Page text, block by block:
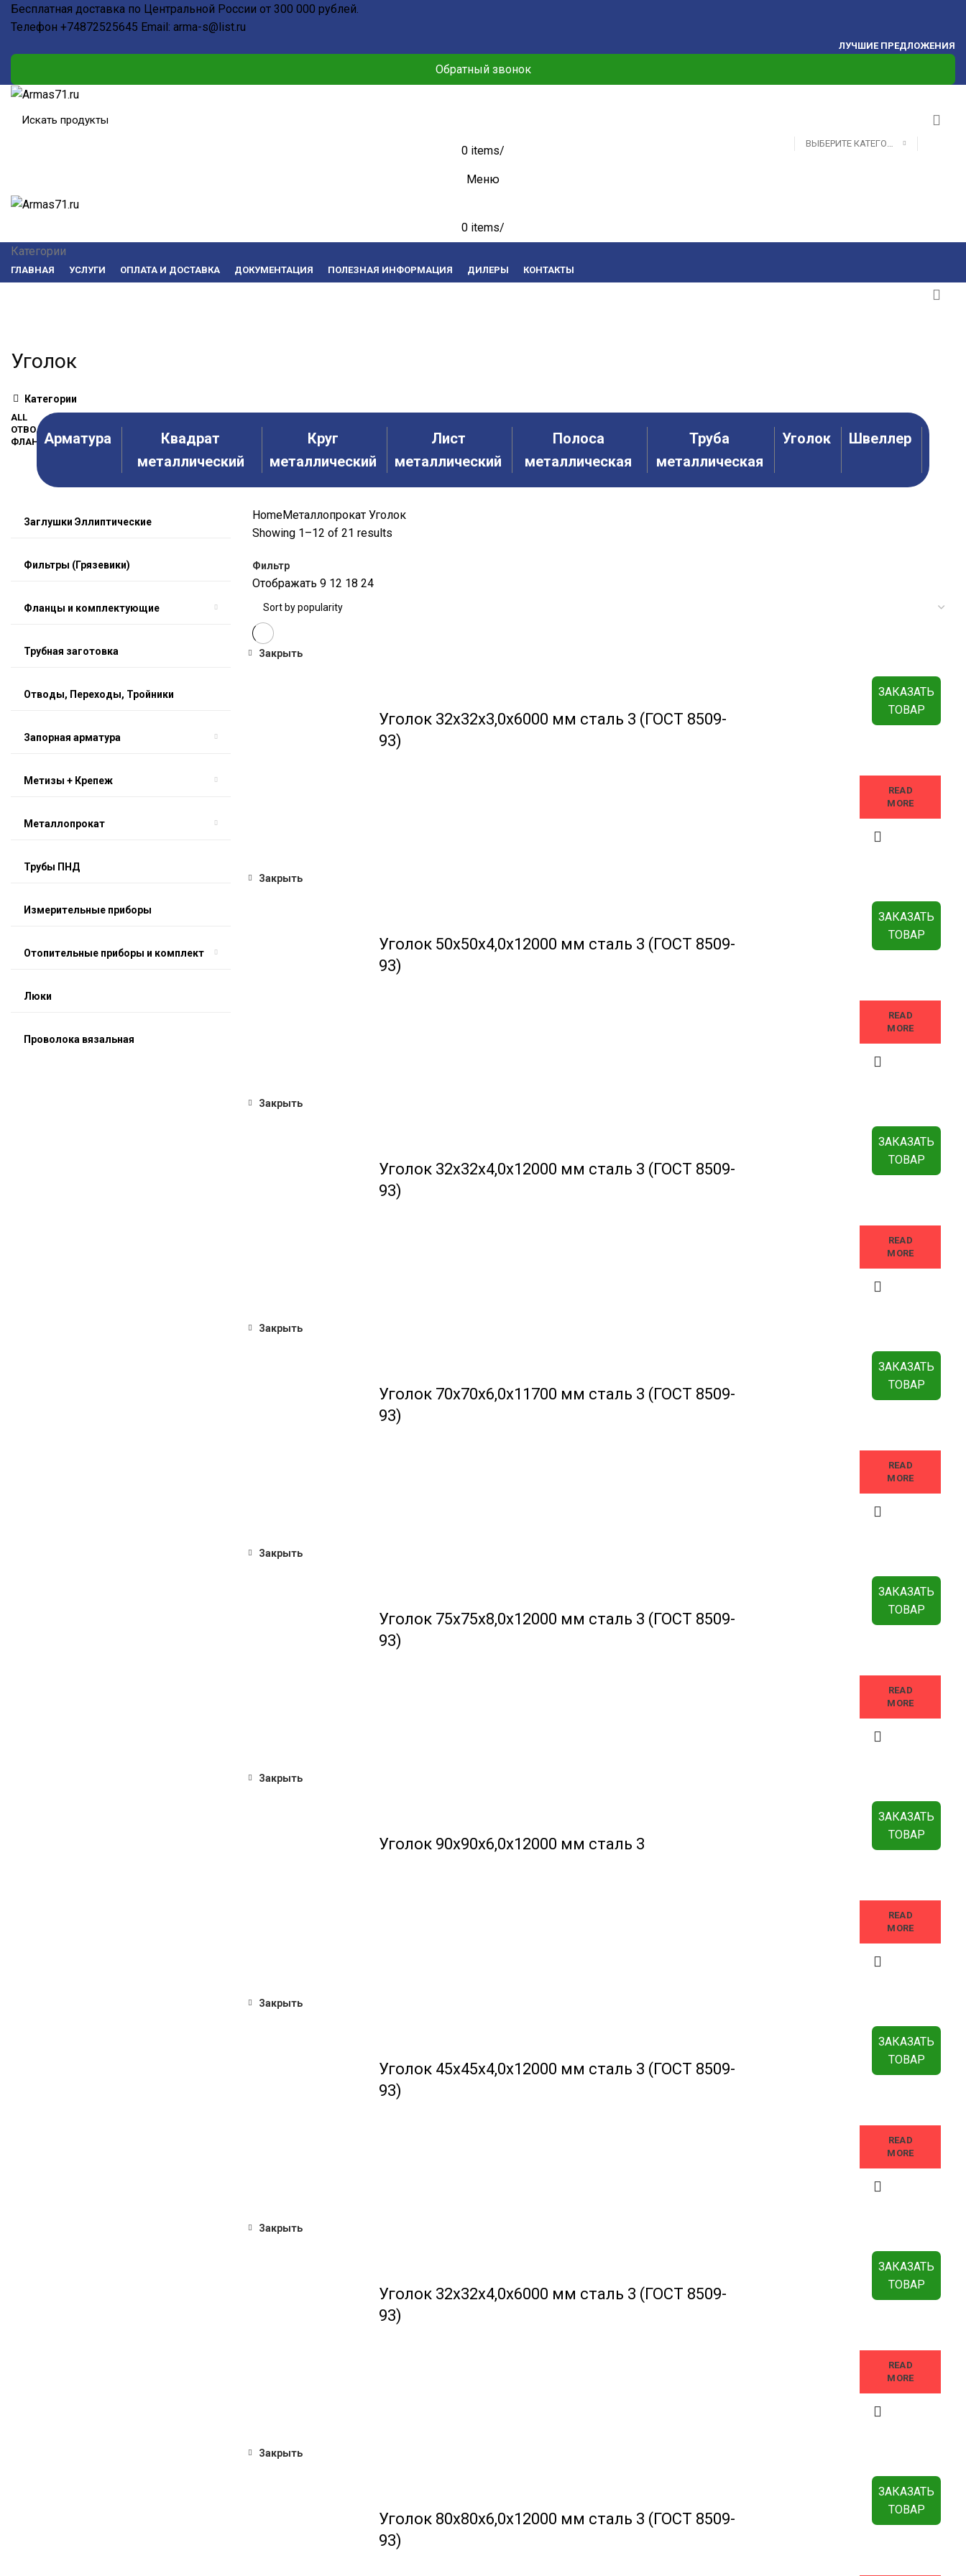
Бесплатная доставка по Центральной России от 300 000 рублей.
Телефон +74872525645 Email: arma-s@list.ru
ЛУЧШИЕ ПРЕДЛОЖЕНИЯ
Обратный звонок
ВЫБЕРИТЕ КАТЕГОРИЮ
0 items/
Меню
0 items/
Категории
ГЛАВНАЯ УСЛУГИ ОПЛАТА И ДОСТАВКА ДОКУМЕНТАЦИЯ ПОЛЕЗНАЯ ИНФОРМАЦИЯ ДИЛЕРЫ КОНТАКТЫ
Уголок
Категории
ALL ВСЕ ТОВАРЫ
ОТВОДЫ, ПЕРЕХОДЫ, ТРОЙНИКИ
ОТОПИТЕЛЬНЫЕ ПРИБОРЫ И КОМПЛЕКТ ПРОВОЛОКА ВЯЗАЛЬНАЯ
ФИЛЬТРЫ (ГРЯЗЕВИКИ)
ФЛАНЦЫ И КОМПЛЕКТУЮЩИЕ
Заглушки Эллиптические
Фильтры (Грязевики)
Фланцы и комплектующие
Трубная заготовка
Отводы, Переходы, Тройники
Запорная арматура
Метизы + Крепеж
Металлопрокат
Трубы ПНД
Измерительные приборы
Отопительные приборы и комплект
Люки
Проволока вязальная
Арматура
Квадрат
металлический
Круг
металлический
Лист
металлический
Полоса
металлическая
Труба
металлическая
Уголок Швеллер
HomeМеталлопрокат Уголок
Showing 1–12 of 21 results
Фильтр
Отображать 9 12 18 24
Закрыть
Уголок 32х32х3,0х6000 мм сталь 3 (ГОСТ 8509-
93)
ЗАКАЗАТЬ
ТОВАР
READ
MORE
Закрыть
Уголок 50х50х4,0х12000 мм сталь 3 (ГОСТ 8509-
93)
ЗАКАЗАТЬ
ТОВАР
READ
MORE
Закрыть
Уголок 32х32х4,0х12000 мм сталь 3 (ГОСТ 8509-
93)
ЗАКАЗАТЬ
ТОВАР
READ
MORE
Закрыть
Уголок 70х70х6,0х11700 мм сталь 3 (ГОСТ 8509-
93)
ЗАКАЗАТЬ
ТОВАР
READ
MORE
Закрыть
Уголок 75х75х8,0х12000 мм сталь 3 (ГОСТ 8509-
93)
ЗАКАЗАТЬ
ТОВАР
READ
MORE
Закрыть
Уголок 90х90х6,0х12000 мм сталь 3
ЗАКАЗАТЬ
ТОВАР
READ
MORE
Закрыть
Уголок 45х45х4,0х12000 мм сталь 3 (ГОСТ 8509-
93)
ЗАКАЗАТЬ
ТОВАР
READ
MORE
Закрыть
Уголок 32х32х4,0х6000 мм сталь 3 (ГОСТ 8509-
93)
ЗАКАЗАТЬ
ТОВАР
READ
MORE
Закрыть
Уголок 80х80х6,0х12000 мм сталь 3 (ГОСТ 8509-
93)
ЗАКАЗАТЬ
ТОВАР